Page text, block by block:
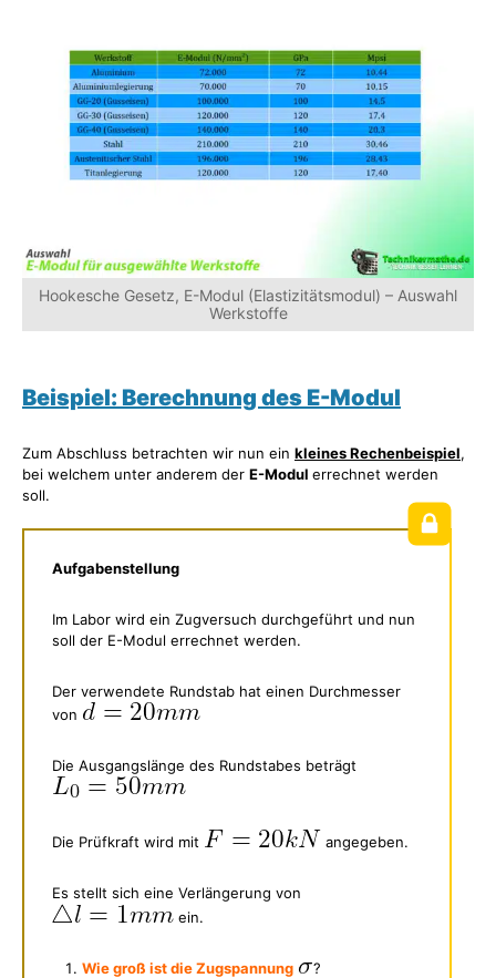
Hookesche Gesetz, E-Modul (Elastizitätsmodul) – Auswahl
Werkstoffe
Beispiel: Berechnung des E-Modul
Zum Abschluss betrachten wir nun ein kleines Rechenbeispiel,
bei welchem unter anderem der E-Modul errechnet werden
soll.
Aufgabenstellung
Im Labor wird ein Zugversuch durchgeführt und nun
soll der E-Modul errechnet werden.
Der verwendete Rundstab hat einen Durchmesser
von
Die Ausgangslänge des Rundstabes beträgt
Die Prüfkraft wird mit angegeben.
Es stellt sich eine Verlängerung von
ein.
Wie groß ist die Zugspannung
?